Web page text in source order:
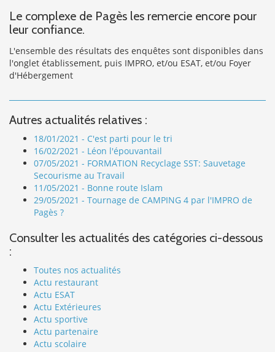
Le complexe de Pagès les remercie encore pour
leur confiance.
L'ensemble des résultats des enquêtes sont disponibles dans
l'onglet établissement, puis IMPRO, et/ou ESAT, et/ou Foyer
d'Hébergement
Autres actualités relatives :
18/01/2021 - C'est parti pour le tri
16/02/2021 - Léon l'épouvantail
07/05/2021 - FORMATION Recyclage SST: Sauvetage
Secourisme au Travail
11/05/2021 - Bonne route Islam
29/05/2021 - Tournage de CAMPING 4 par l'IMPRO de
Pagès ?
Consulter les actualités des catégories ci-dessous
:
Toutes nos actualités
Actu restaurant
Actu ESAT
Actu Extérieures
Actu sportive
Actu partenaire
Actu scolaire